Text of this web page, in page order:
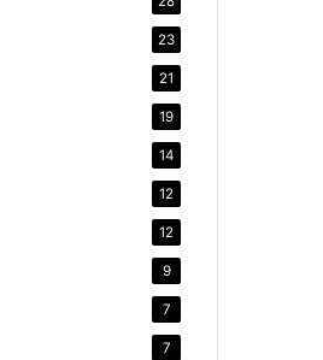
23
21
19
14
12
12
9
7
7